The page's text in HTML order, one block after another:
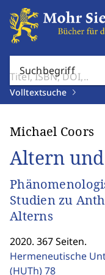
Suchbegriff
Volltextsuche
Michael Coors
Altern
Studien zu
Alterns
2020. 367 Seiten.
Hermeneutische
(HUTh)78